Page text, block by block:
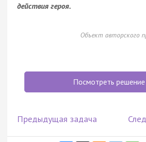
действия героя.
Объект авторского
Посмотреть решение
Предыдущая задача